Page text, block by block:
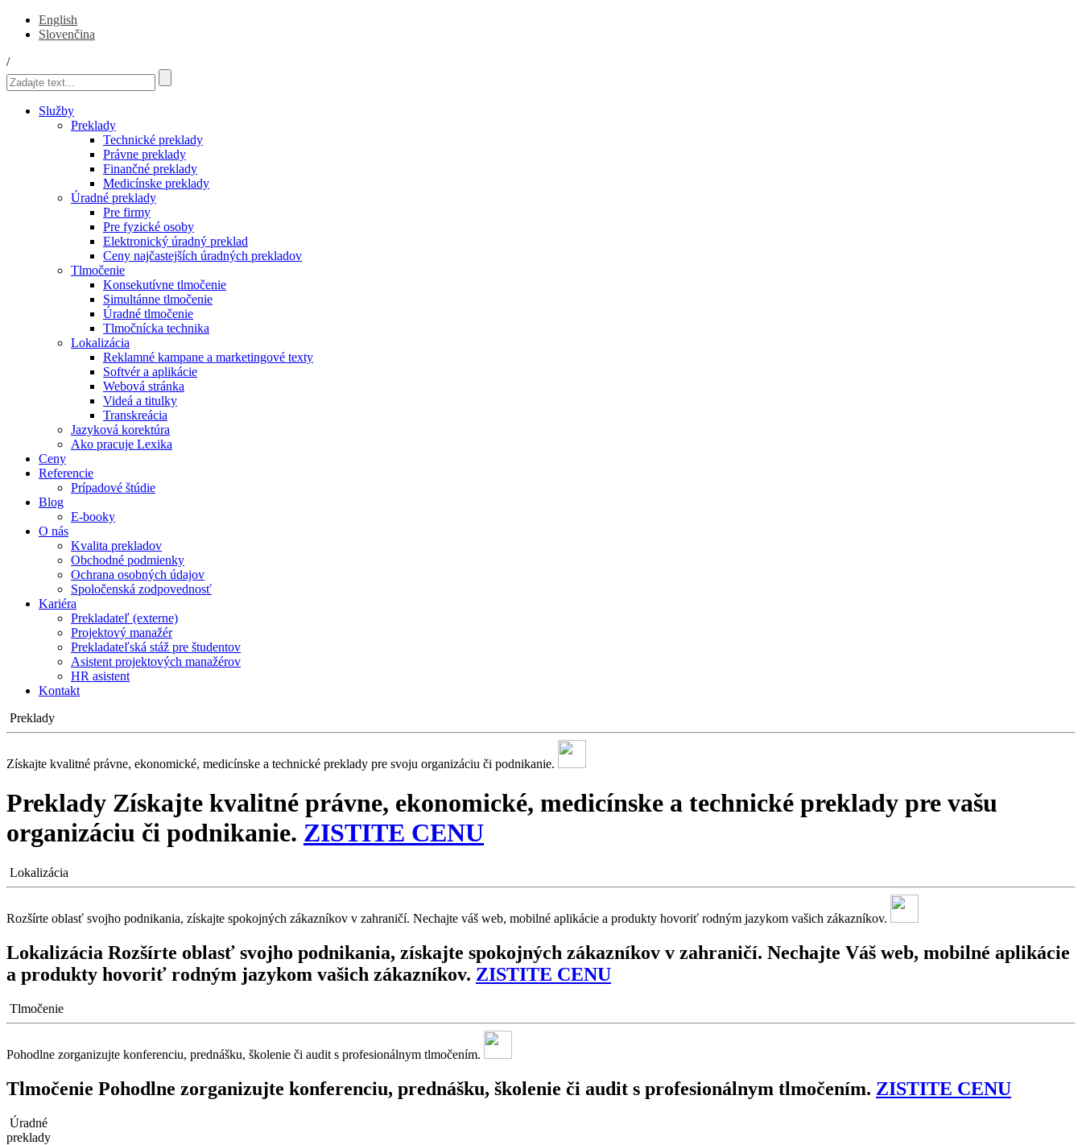
English
Slovenčina
/
Služby
Preklady
Technické preklady
Právne preklady
Finančné preklady
Medicínske preklady
Úradné preklady
Pre firmy
Pre fyzické osoby
Elektronický úradný preklad
Ceny najčastejších úradných prekladov
Tlmočenie
Konsekutívne tlmočenie
Simultánne tlmočenie
Úradné tlmočenie
Tlmočnícka technika
Lokalizácia
Reklamné kampane a marketingové texty
Softvér a aplikácie
Webová stránka
Videá a titulky
Transkreácia
Jazyková korektúra
Ako pracuje Lexika
Ceny
Referencie
Prípadové štúdie
Blog
E-booky
O nás
Kvalita prekladov
Obchodné podmienky
Ochrana osobných údajov
Spoločenská zodpovednosť
Kariéra
Prekladateľ (externe)
Projektový manažér
Prekladateľská stáž pre študentov
Asistent projektových manažérov
HR asistent
Kontakt
Preklady
Získajte kvalitné právne, ekonomické, medicínske a technické preklady pre svoju organizáciu či podnikanie.
Preklady Získajte kvalitné právne, ekonomické, medicínske a technické preklady pre vašu
organizáciu či podnikanie. ZISTITE CENU
Lokalizácia
Rozšírte oblasť svojho podnikania, získajte spokojných zákazníkov v zahraničí. Nechajte váš web, mobilné aplikácie a produkty hovoriť rodným jazykom vašich zákazníkov.
Lokalizácia Rozšírte oblasť svojho podnikania, získajte spokojných zákazníkov v zahraničí. Nechajte Váš web, mobilné aplikácie
a produkty hovoriť rodným jazykom vašich zákazníkov. ZISTITE CENU
Tlmočenie
Pohodlne zorganizujte konferenciu, prednášku, školenie či audit s profesionálnym tlmočením.
Tlmočenie Pohodlne zorganizujte konferenciu, prednášku, školenie či audit s profesionálnym tlmočením. ZISTITE CENU
Úradné
preklady